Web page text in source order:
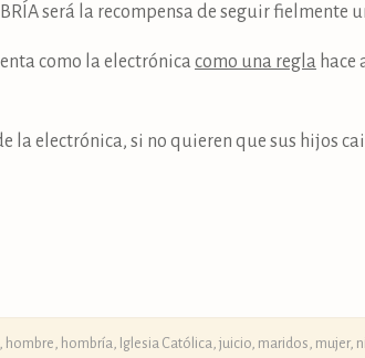
será la recompensa de seguir fielmente
como la electrónica como una regla hace
la electrónica, si no quieren que sus hijos
hombre hombría Iglesia Católica juicio maridos mujer,